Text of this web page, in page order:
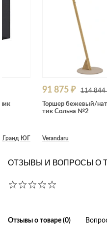
Гранд ЮГ
91 875 ₽ 114 844
Торшер бежевый/
тик Сольна №2
Verandaru
ОТЗЫВЫ И ВОПРОСЫ О
Отзывы о товаре (0)